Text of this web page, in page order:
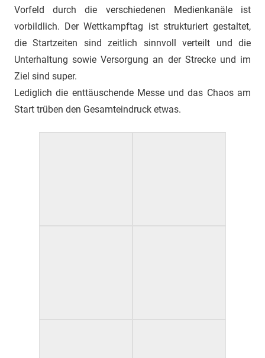
Vorfeld durch die verschiedenen Medienkanäle ist
vorbildlich. Der Wettkampftag ist strukturiert gestaltet,
die Startzeiten sind zeitlich sinnvoll verteilt und die
Unterhaltung sowie Versorgung an der Strecke und im
Ziel sind super.
Lediglich die enttäuschende Messe und das Chaos am
Start trüben den Gesamteindruck etwas.